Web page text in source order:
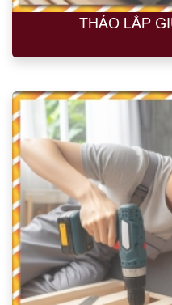
THÁO LẮP